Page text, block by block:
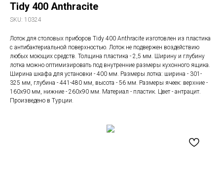
Tidy 400 Anthracite
SKU: 10324
Лоток для столовых приборов Tidy 400 Anthracite изготовлен из пластика
с антибактериальной поверхностью. Лоток не подвержен воздействию
любых моющих средств. Толщина пластика - 2,5 мм. Ширину и глубину
лотка можно оптимизировать под внутренние размеры кухонного ящика.
Ширина шкафа для установки - 400 мм. Размеры лотка: ширина - 301-
325 мм, глубина - 441-480 мм, высота - 56 мм. Размеры ячеек: верхние -
160х90 мм, нижние - 260х90 мм. Материал - пластик. Цвет - антрацит.
Произведено в Турции.